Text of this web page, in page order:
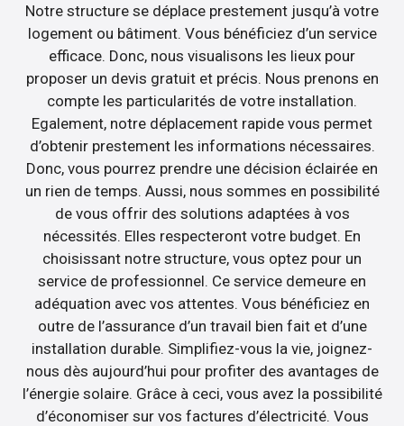
Notre structure se déplace prestement jusqu’à votre
logement ou bâtiment. Vous bénéficiez d’un service
efficace. Donc, nous visualisons les lieux pour
proposer un devis gratuit et précis. Nous prenons en
compte les particularités de votre installation.
Egalement, notre déplacement rapide vous permet
d’obtenir prestement les informations nécessaires.
Donc, vous pourrez prendre une décision éclairée en
un rien de temps. Aussi, nous sommes en possibilité
de vous offrir des solutions adaptées à vos
nécessités. Elles respecteront votre budget. En
choisissant notre structure, vous optez pour un
service de professionnel. Ce service demeure en
adéquation avec vos attentes. Vous bénéficiez en
outre de l’assurance d’un travail bien fait et d’une
installation durable. Simplifiez-vous la vie, joignez-
nous dès aujourd’hui pour profiter des avantages de
l’énergie solaire. Grâce à ceci, vous avez la possibilité
d’économiser sur vos factures d’électricité. Vous